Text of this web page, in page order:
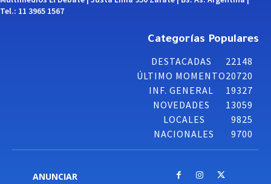
Tel.: 11 3965 1567
Categorías Populares
DESTACADAS
22148
ÚLTIMO MOMENTO20720
INF. GENERAL
19327
NOVEDADES
13059
LOCALES
9825
NACIONALES
9700
ANUNCIAR